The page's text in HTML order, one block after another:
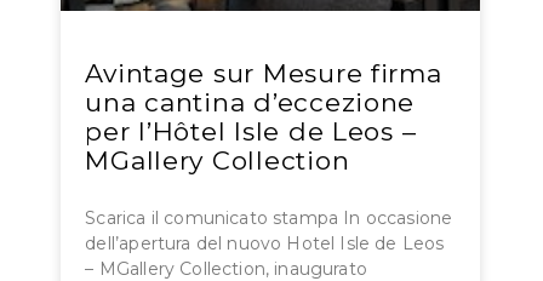
Avintage sur Mesure firma
una cantina d’eccezione
per l’Hôtel Isle de Leos –
MGallery Collection
Scarica il comunicato stampa In occasione
dell’apertura del nuovo Hotel Isle de Leos
– MGallery Collection, inaugurato